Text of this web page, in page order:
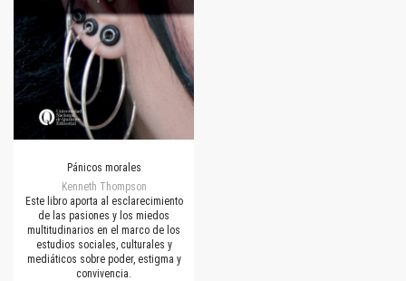
Pánicos morales
Kenneth Thompson
Este libro aporta al esclarecimiento
de las pasiones y los miedos
multitudinarios en el marco de los
estudios sociales, culturales y
mediáticos sobre poder, estigma y
convivencia.